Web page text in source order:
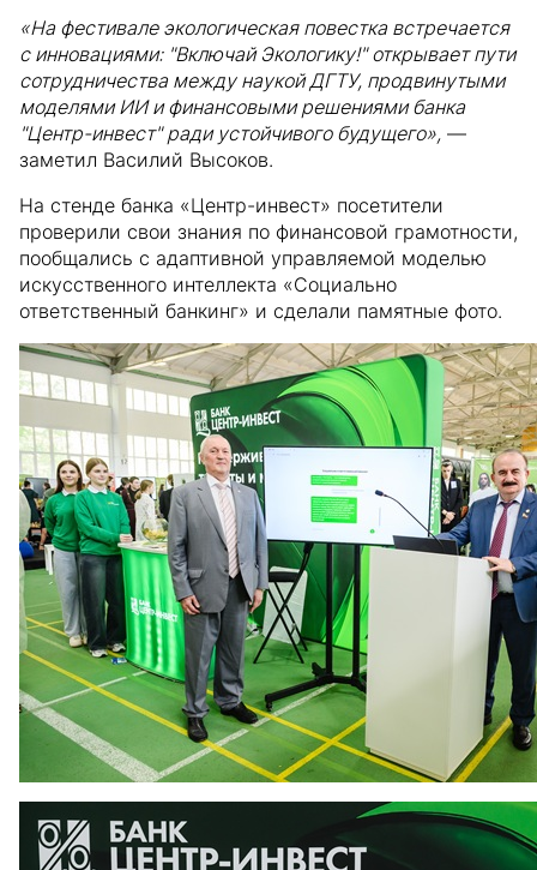
«На фестивале экологическая повестка встречается
с инновациями: "Включай Экологику!" открывает пути
сотрудничества между наукой ДГТУ, продвинутыми
моделями ИИ и финансовыми решениями банка
"Центр-инвест" ради устойчивого будущего», —
заметил Василий Высоков.
На стенде банка «Центр-инвест» посетители
проверили свои знания по финансовой грамотности,
пообщались с адаптивной управляемой моделью
искусственного интеллекта «Социально
ответственный банкинг» и сделали памятные фото.